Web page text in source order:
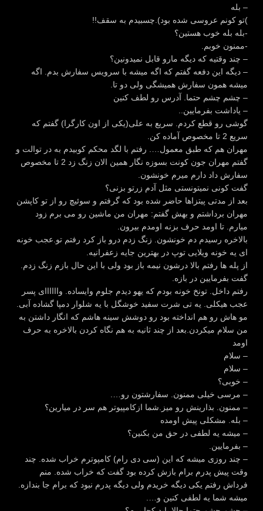
– بله
)تو کونم عروسی شده بود).چسبیدم به سقف!!
-بله بله خوب هستین؟
-ممنون خوبم.
– چند وقتیه که دیگه مارو قابل نمیدونین؟
– دیگه این دفعه گفتم که اگه میشه با سرویس سفارش بدم. اگه
میشه همون سفارش همیشگی ولی دو تا.
– چشم چشم حتما. آدرس رو لطف کنین
– یاداشت بفرمایین..
گوشی رو قطع کردم. سریع به علی(یکی از اون کارگرا) گفتم که
سریع 2 تا مخصوص آماده کن.
مهران هم که طبق معمول…. رفتم با لگد محکم کوبیدم به در توالت و
گفتم مهران جون کونت بسوزه نگار همین الان زنگ زد 2 تا مخصوص
سفارش داد دارم میرم خونشون.
گفت کونی نمیتونستی مثل آدم زرتو بزنی؟
بعد از مدتی پیتزاها حاضر شده بود که گرفتم و سوئیچ رو از تو کاپشن
مهران برداشتم و بهش گفتم: مهران من ماشین رو می برم زود
میارم. تا اومد حرف بزنه اومدم بیرون.
بالاخره رسیدم دم خونشون. زنگ زدم درو باز کرد رفتم تو.عجب خونه
ای یه خونه ویلایی توپ در بهترین جایه زعفرانیه.
از پله ها رفتم بالا درشون نیمه باز بود ولی با این حال بازم زنگ زدم.
گفت بفرمایین در بازه.
رفتم داخل. تونخ خونه بودم که یهو دیدم جلوم وایساده. واااااای پسر
عجب هیکلی. یه تی شرت سفید خوشگل با یه شلوار دمپا گشاده آبی.
مو هاش رو هم انداخته بود رو دوشش سینه هاشم که انگار داشتن به
من سلام میکردن.بعد از چند ثانیه به هم نگاه کردن بالاخره به حرف
اومد
– سلام
– سلام
– خوبی؟
– مرسی خیلی ممنون. سفارشتون رو….
– ممنون. بذارینش رو میز.شما ازکامپیوتر هم سر در میارین؟
– بله. مشکلی پیش اومده
– میشه یه لطفی در حق من بکنین؟
– بفرمایین.
– چند روزی میشه که این (سی دی رام) کامپوترم خراب شده. چند
وقت پیش پدرم برام بازش کرده بود گفت که خراب شده. منم
فرداش رفتم یکی دیگه خریدم ولی دیگه پدرم نبود که برام جا بندازه.
میشه شما یه لطفی کنین و….